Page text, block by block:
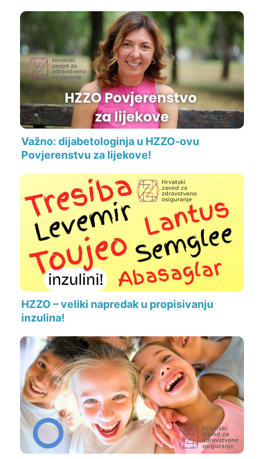
Važno: dijabetologinja u HZZO-ovu
Povjerenstvu za lijekove!
HZZO – veliki napredak u propisivanju
inzulina!